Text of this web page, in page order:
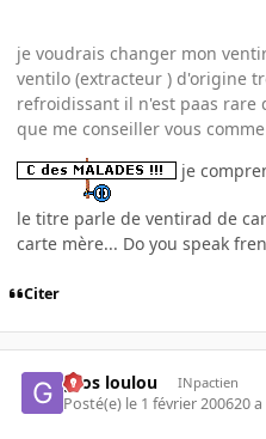
je voudrais changer mon
ventilo (extracteur ) d'origine
refroidissant il n'est paas rare
que me conseiller vous
je
le titre parle de ventirad de
carte mère... Do you speak
Citer
gros loulou INpactien
Posté(e) le 1 février 200620 a